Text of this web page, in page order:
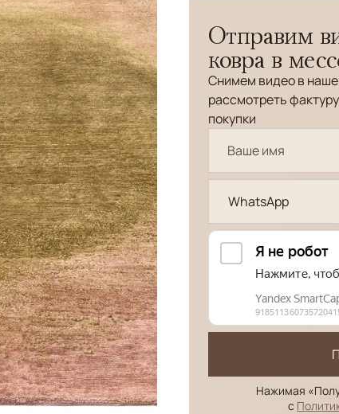
Отправим
ковра в
Снимем видео в
рассмотреть
покупки
WhatsApp
Нажимая
с